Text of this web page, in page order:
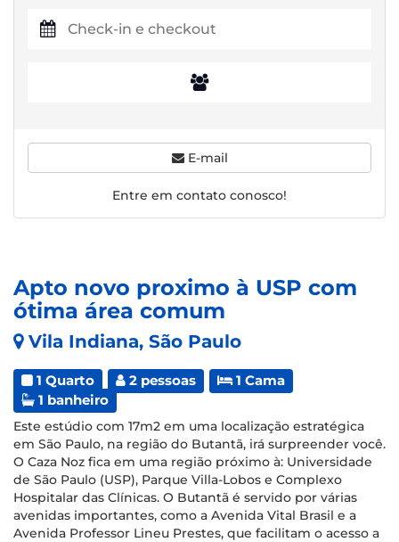
Apto novo proximo à USP com
ótima área comum
Vila Indiana, São Paulo
1 Quarto 2 pessoas
1 Cama
1 banheiro
Este estúdio com 17m2 em uma localização estratégica
em São Paulo, na região do Butantã, irá surpreender você.
O Caza Noz fica em uma região próximo à: Universidade
de São Paulo (USP), Parque Villa-Lobos e Complexo
Hospitalar das Clínicas. O Butantã é servido por várias
avenidas importantes, como a Avenida Vital Brasil e a
Avenida Professor Lineu Prestes, que facilitam o acesso a
E-mail
Entre em contato conosco!